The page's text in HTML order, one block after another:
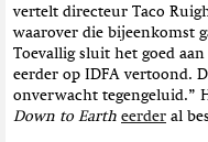
vertelt directeur Taco
waarover die bijeenkomst
Toevallig sluit het goed
eerder op IDFA vertoond.
onverwacht tegengeluid.”
Down to Earth eerder al